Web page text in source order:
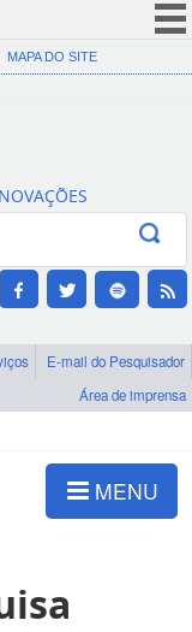
(COVID-19)
Canais
MAPA DO SITE
E-mail do Pesquisador
Área de imprensa
MENU